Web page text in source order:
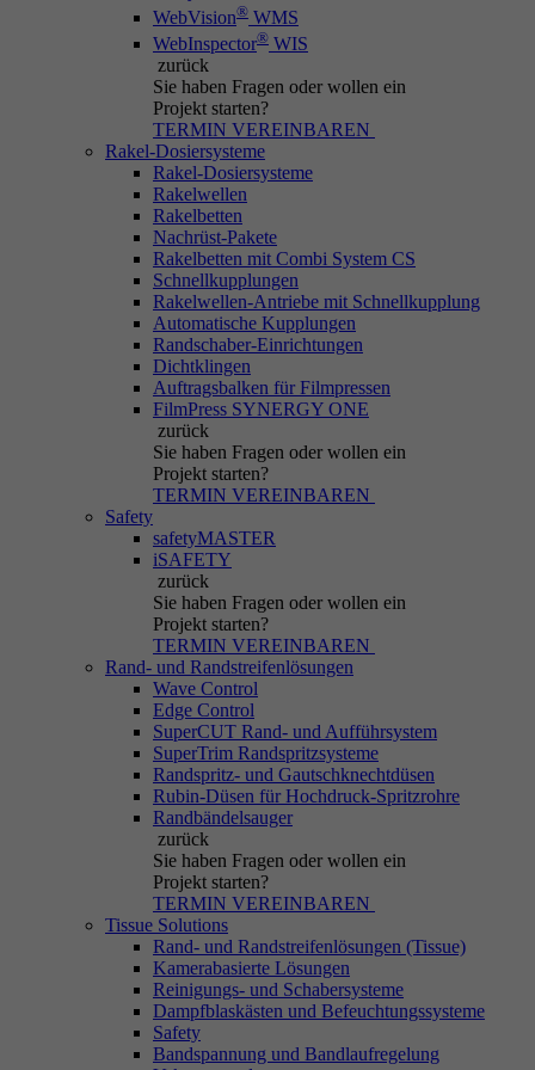
WebVision® WMS
WebInspector® WIS
zurück
Sie haben Fragen oder wollen ein
Projekt starten?
TERMIN VEREINBAREN
Rakel-Dosiersysteme
Rakel-Dosiersysteme
Rakelwellen
Rakelbetten
Nachrüst-Pakete
Rakelbetten mit Combi System CS
Schnellkupplungen
Rakelwellen-Antriebe mit Schnellkupplung
Automatische Kupplungen
Randschaber-Einrichtungen
Dichtklingen
Auftragsbalken für Filmpressen
FilmPress SYNERGY ONE
zurück
Sie haben Fragen oder wollen ein
Projekt starten?
TERMIN VEREINBAREN
Safety
safetyMASTER
iSAFETY
zurück
Sie haben Fragen oder wollen ein
Projekt starten?
TERMIN VEREINBAREN
Rand- und Randstreifenlösungen
Wave Control
Edge Control
SuperCUT Rand- und Aufführsystem
SuperTrim Randspritzsysteme
Randspritz- und Gautschknechtdüsen
Rubin-Düsen für Hochdruck-Spritzrohre
Randbändelsauger
zurück
Sie haben Fragen oder wollen ein
Projekt starten?
TERMIN VEREINBAREN
Tissue Solutions
Rand- und Randstreifenlösungen (Tissue)
Kamerabasierte Lösungen
Reinigungs- und Schabersysteme
Dampfblaskästen und Befeuchtungssysteme
Safety
Bandspannung und Bandlaufregelung